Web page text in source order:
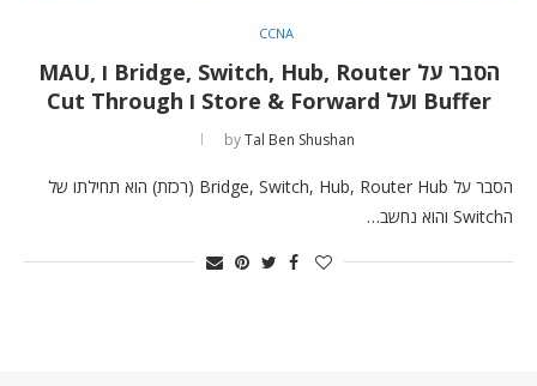
CCNA
הסבר על Bridge, Switch, Hub, Router ו MAU,
Buffer ועל Store & Forward ו Cut Through
byTal Ben Shushan
הסבר על Bridge, Switch, Hub, Router Hub (רכזת) הוא תחילתו של
הSwitch והוא נחשב…